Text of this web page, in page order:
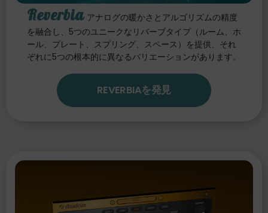
Reverbia アナログの暖かさとアルゴリズムの精度
を融合し、5つのユニークなリバーブタイプ（ルーム、ホ
ール、プレート、スプリング、スペース）を提供、それ
ぞれに5つの根本的に異なるバリエーションがあります。
REVERBIAを発見